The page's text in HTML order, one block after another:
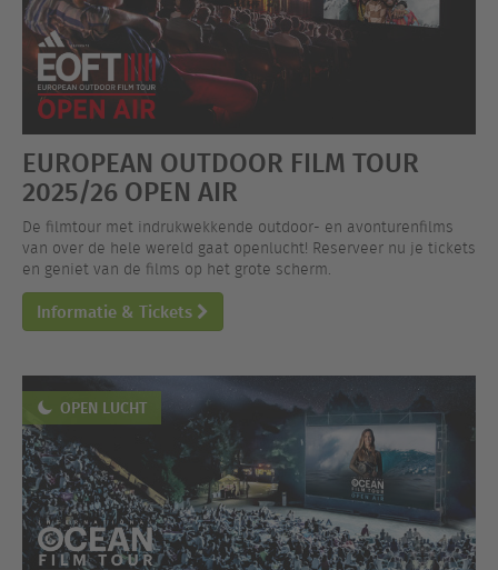
EUROPEAN OUTDOOR FILM TOUR
2025/26 OPEN AIR
De filmtour met indrukwekkende outdoor- en avonturenfilms
van over de hele wereld gaat openlucht! Reserveer nu je tickets
en geniet van de films op het grote scherm.
Informatie & Tickets
OPEN LUCHT